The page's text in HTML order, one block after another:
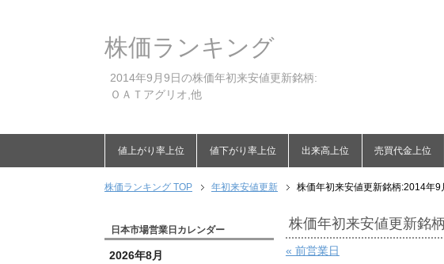
株価ランキング
2014年9月9日の株価年初来安値更新銘柄:
ＯＡＴアグリオ,他
値上がり率上位 値下がり率上位 出来高上位 売買代金上位
株価ランキング TOP 年初来安値更新 株価年初来安値更新銘柄:2014年9
株価年初来安値更新銘
« 前営業日
日本市場営業日カレンダー
2026年8月